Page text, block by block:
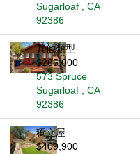
Sugarloaf , CA
92386
其他類型
$285,000
573 Spruce
Sugarloaf , CA
92386
獨立屋
$409,900